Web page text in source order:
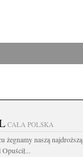
CAŁA POLSKA
żegnamy naszą najdroższą